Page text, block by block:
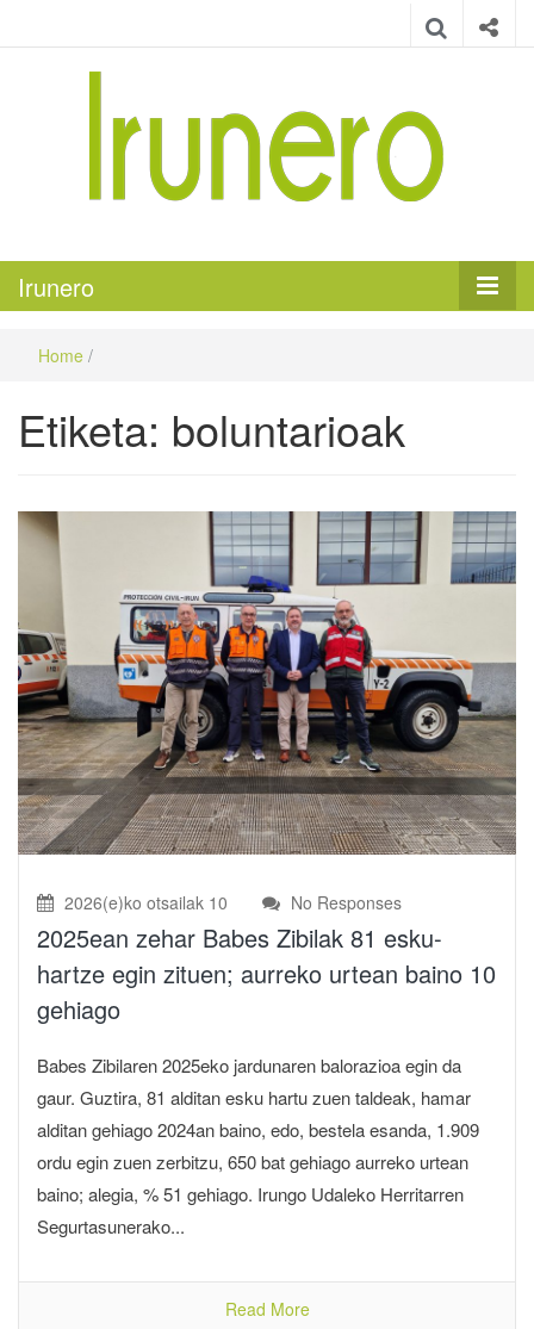
Irunero
Home /
Etiketa: boluntarioak
2026(e)ko otsailak 10 No Responses
2025ean zehar Babes Zibilak 81 esku-
hartze egin zituen; aurreko urtean baino 10
gehiago
Babes Zibilaren 2025eko jardunaren balorazioa egin da
gaur. Guztira, 81 alditan esku hartu zuen taldeak, hamar
alditan gehiago 2024an baino, edo, bestela esanda, 1.909
ordu egin zuen zerbitzu, 650 bat gehiago aurreko urtean
baino; alegia, % 51 gehiago. Irungo Udaleko Herritarren
Segurtasunerako...
Read More